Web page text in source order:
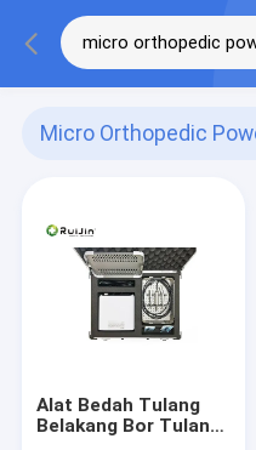
Micro Orthopedic
Alat Bedah Tulang
Belakang Bor Tulang